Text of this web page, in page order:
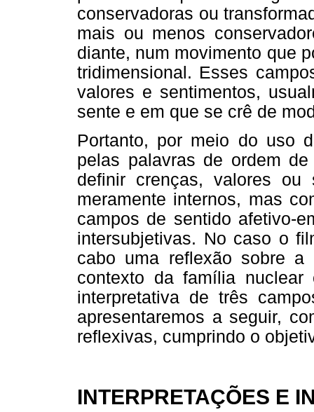
conservadoras ou
mais ou menos
diante, num movimento que
tridimensional. Esses
valores e sentimentos,
sente e em que se crê de
Portanto, por meio do uso
pelas palavras de ordem
definir crenças, valores ou
meramente internos, mas
campos de sentido afetivo-
intersubjetivas. No caso o
cabo uma reflexão sobre a
contexto da família nuclear
interpretativa de três
apresentaremos a seguir,
reflexivas, cumprindo o
INTERPRETAÇÕES E